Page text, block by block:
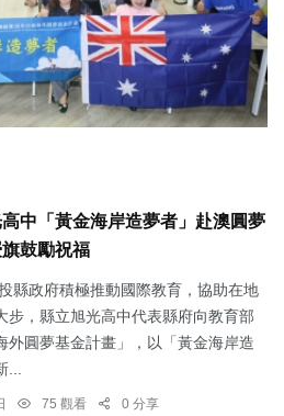
中「黃金海岸造夢者」赴澳圓夢
鼓勵祝福
縣政府積極推動國際教育，協助在地
步，縣立旭光高中代表縣府向教育部
外圓夢基金計畫」，以「黃金海岸造
75 觀看 0 分享